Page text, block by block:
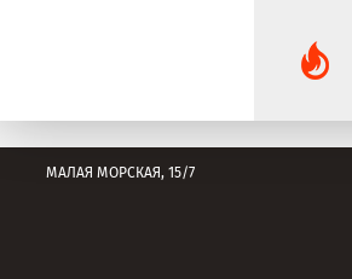
МАЛАЯ МОРСКАЯ, 15/7